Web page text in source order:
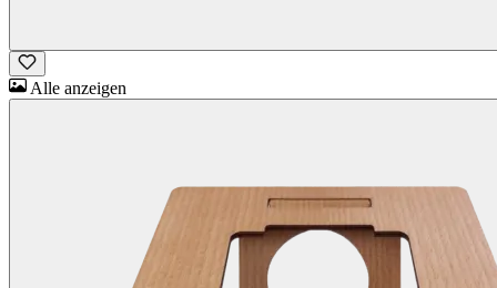
Alle anzeigen